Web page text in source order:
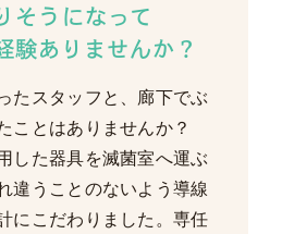
そうになって
験ありませんか？
たスタッフと、廊下でぶ
ことはありませんか？
した器具を滅菌室へ運ぶ
違うことのないよう導線
にこだわりました。専任